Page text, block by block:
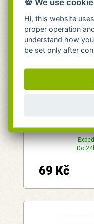
Nápojový
Do
69 Kč
Hi, this website
proper operation
understand how
be set only after